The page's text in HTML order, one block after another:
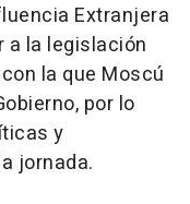
Extranjera
a la legislación
la que Moscú
por lo
y
jornada.